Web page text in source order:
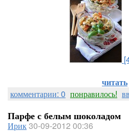
читать
комментарии: 0 понравилось!
Парфе с белым шоколадом
Ирик30-09-2012 00:36